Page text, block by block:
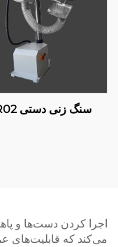
سنگ زنی دستی 7R02
اجرا کردن دست‌ها و
می‌کند که قابلیت‌های